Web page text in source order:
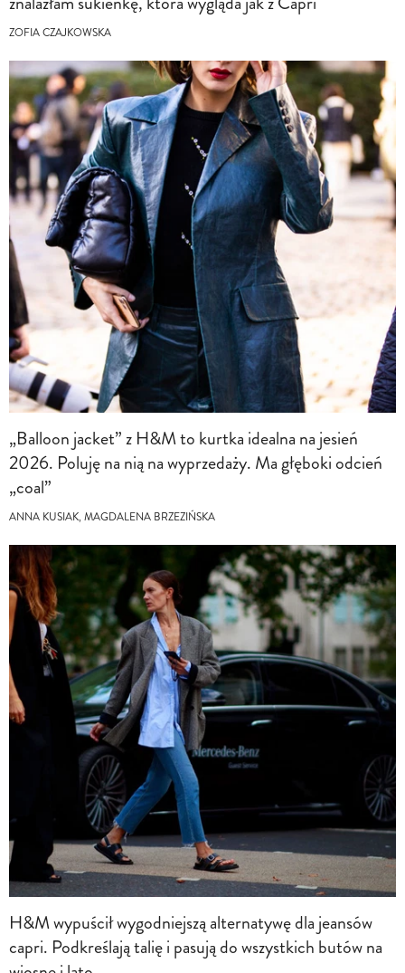
ZOFIA CZAJKOWSKA
„Balloon jacket” z H&M to kurtka idealna na jesień
2026. Poluję na nią na wyprzedaży. Ma głęboki odcień
„coal”
ANNA KUSIAK, MAGDALENA BRZEZIŃSKA
H&M wypuścił wygodniejszą alternatywę dla jeansów
capri. Podkreślają talię i pasują do wszystkich butów na